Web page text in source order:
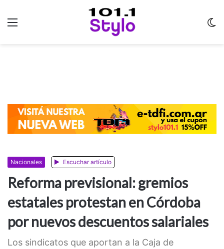
Nacionales Escuchar artículo
Reforma previsional: gremios
estatales protestan en Córdoba
por nuevos descuentos salariales
Los sindicatos que aportan a la Caja de